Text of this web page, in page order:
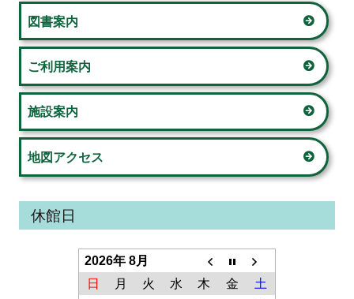
イ
ド
バ
ー
図書案内
ご利用案内
施設案内
地図アクセス
休館日
2026年 8月
日
月 火 水 木 金
土